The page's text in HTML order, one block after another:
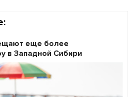
еще более
в Западной Сибири